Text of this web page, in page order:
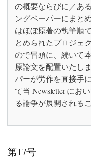
の概要ならびに／あ
ングペーパーにまと
はほぼ原著の執筆順
とめられたプロジェ
ので冒頭に、続いて
原論文を配置いたし
パーが労作を直接手
て当 Newsletter にお
る論争が展開される
第17号